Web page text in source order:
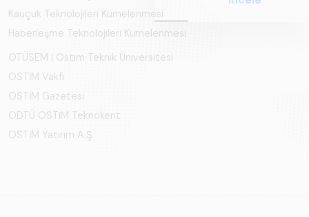
tarafından
Kauçuk Teknolojileri Kümelenmesi
Haberleşme Teknolojileri Kümelenmesi
OTÜSEM | Ostim Teknik Üniversitesi
OSTİM Vakfı
OSTİM Gazetesi
ODTÜ OSTİM Teknokent
OSTİM Yatırım A.Ş.